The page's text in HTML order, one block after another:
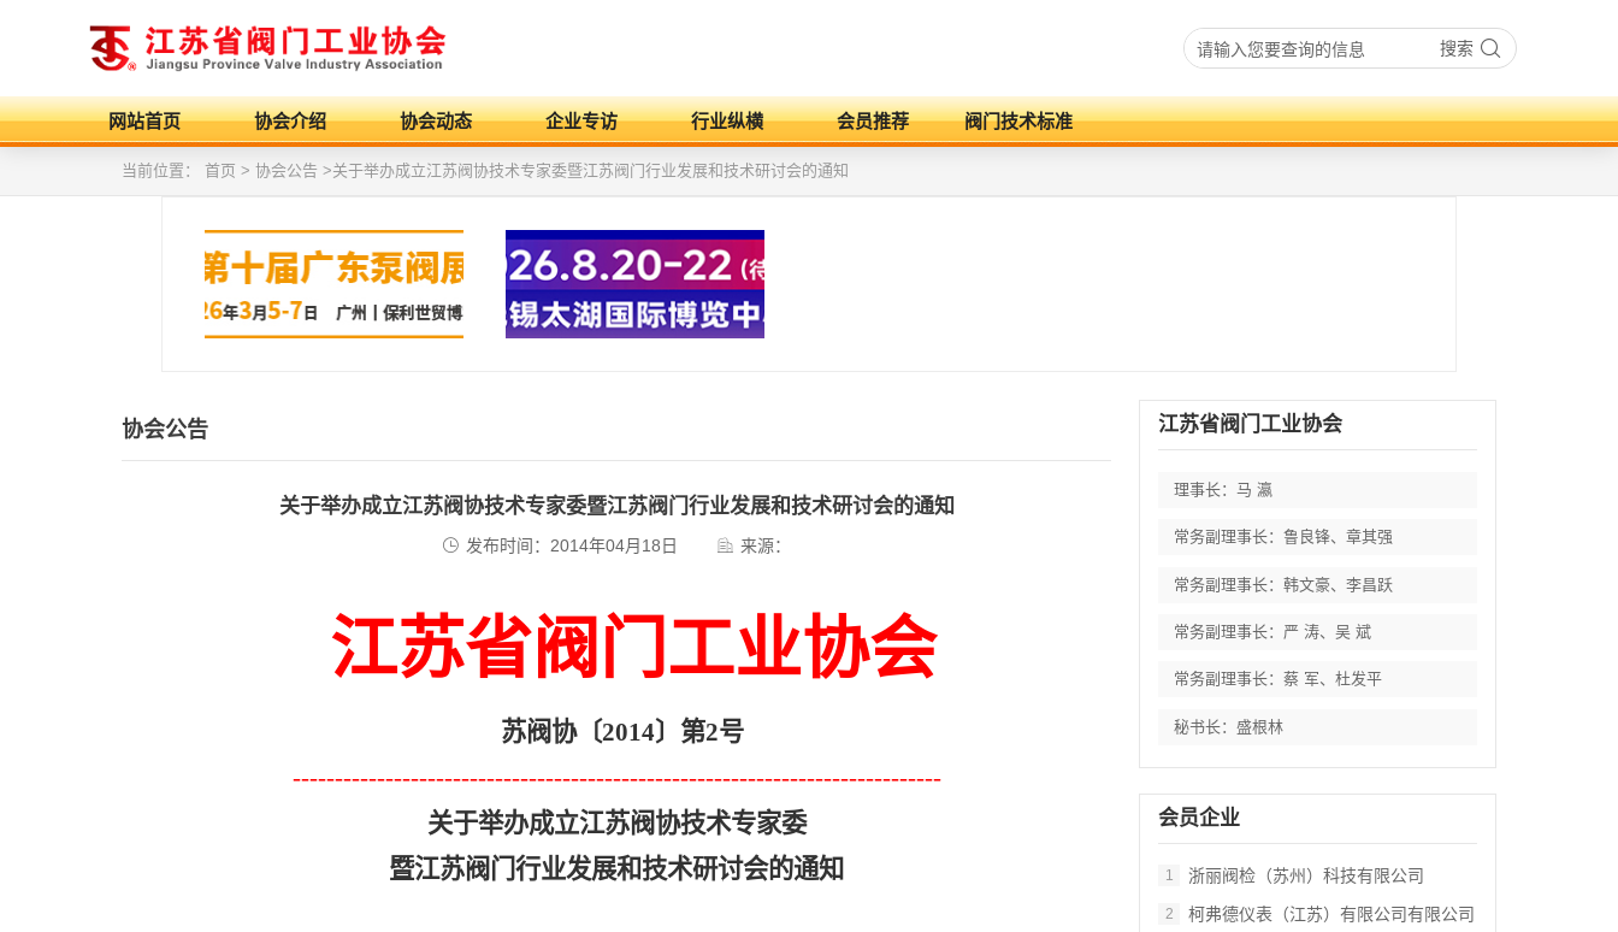
搜索
网站首页 协会介绍 协会动态 企业专访 行业纵横 会员推荐 阀门技术标准
当前位置： 首页 > 协会公告 >关于举办成立江苏阀协技术专家委暨江苏阀门行业发展和技术研讨会的通知
协会公告
关于举办成立江苏阀协技术专家委暨江苏阀门行业发展和技术研讨会的通知
发布时间：2014年04月18日 来源：
江苏省阀门工业协会
苏阀协〔2014〕第2号
-----------------------------------------------------------------------------
关于举办成立江苏阀协技术专家委
暨江苏阀门行业发展和技术研讨会的通知
江苏省阀门工业协会
理事长：马 瀛
常务副理事长：鲁良锋、章其强
常务副理事长：韩文豪、李昌跃
常务副理事长：严 涛、吴 斌
常务副理事长：蔡 军、杜发平
秘书长：盛根林
会员企业
1 浙丽阀检（苏州）科技有限公司
2 柯弗德仪表（江苏）有限公司有限公司